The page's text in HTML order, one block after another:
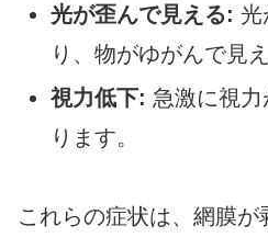
光が歪んで見える: 光
り、物がゆがんで見え
視力低下: 急激に視
ります。
これらの症状は、網膜